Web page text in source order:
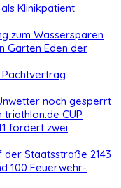
Klinikpatient
zum Wassersparen
Garten Eden der
Pachtvertrag
noch gesperrt
CUP
fordert zwei
Staatsstraße 2143
100 Feuerwehr-